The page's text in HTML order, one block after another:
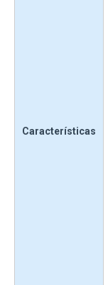
Características